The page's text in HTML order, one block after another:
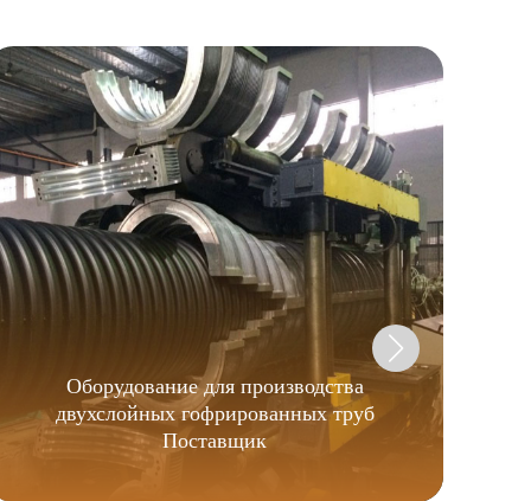
Оборудование для производства
двухслойных гофрированных труб
Поставщик